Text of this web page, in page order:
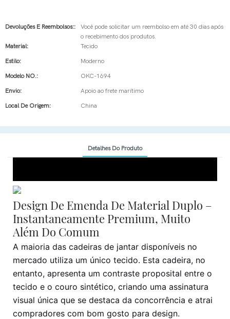
Devoluções E Reembolsos::
Você pode solicitar um reembolso em até 30 dias após
o recebimento dos produtos.
Material:
Tecido
Estilo: Moderno
Modelo NO.: OKC-1694
Envio: Apoio ao frete marítimo
Local De Origem: China
Detalhes Do Produto
Design De Emenda De Material Duplo –
Instantaneamente Premium, Muito
Além Do Comum
A maioria das cadeiras de jantar disponíveis no
mercado utiliza um único tecido. Esta cadeira, no
entanto, apresenta um contraste proposital entre o
tecido e o couro sintético, criando uma assinatura
visual única que se destaca da concorrência e atrai
compradores com bom gosto para design.